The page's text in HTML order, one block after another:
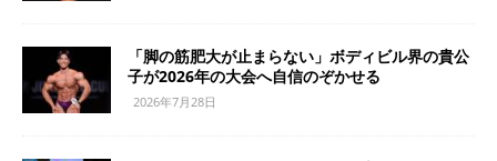
「脚の筋肥大が止まらない」ボディビル界の貴公
子が2026年の大会へ自信のぞかせる
2026年7月28日